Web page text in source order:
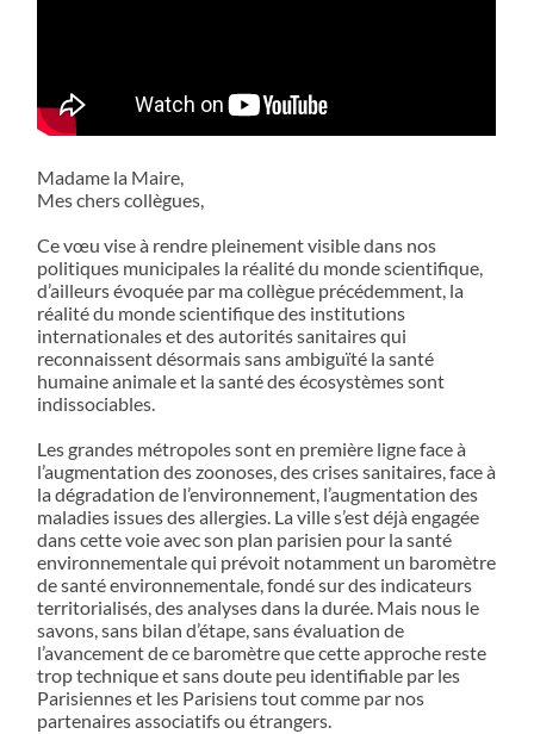
Madame la Maire,
Mes chers collègues,
Ce vœu vise à rendre pleinement visible dans nos
politiques municipales la réalité du monde scientifique,
d’ailleurs évoquée par ma collègue précédemment, la
réalité du monde scientifique des institutions
internationales et des autorités sanitaires qui
reconnaissent désormais sans ambiguïté la santé
humaine animale et la santé des écosystèmes sont
indissociables.
Les grandes métropoles sont en première ligne face à
l’augmentation des zoonoses, des crises sanitaires, face à
la dégradation de l’environnement, l’augmentation des
maladies issues des allergies. La ville s’est déjà engagée
dans cette voie avec son plan parisien pour la santé
environnementale qui prévoit notamment un baromètre
de santé environnementale, fondé sur des indicateurs
territorialisés, des analyses dans la durée. Mais nous le
savons, sans bilan d’étape, sans évaluation de
l’avancement de ce baromètre que cette approche reste
trop technique et sans doute peu identifiable par les
Parisiennes et les Parisiens tout comme par nos
partenaires associatifs ou étrangers.